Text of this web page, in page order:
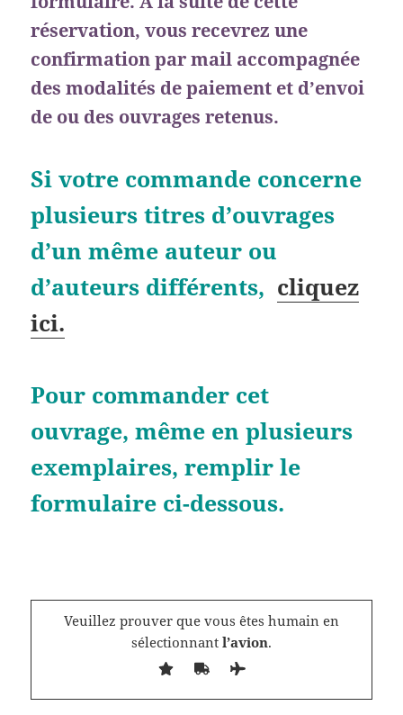
réservation, vous recevrez une
confirmation par mail accompagnée
des modalités de paiement et d’envoi
de ou des ouvrages retenus.
Si votre commande concerne
plusieurs titres d’ouvrages
d’un même auteur ou
d’auteurs différents, cliquez
ici.
Pour commander cet
ouvrage, même en plusieurs
exemplaires, remplir le
formulaire ci-dessous.
Veuillez prouver que vous êtes humain en
sélectionnant l’avion.